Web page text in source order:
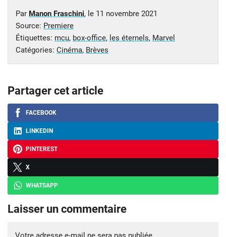
Par Manon Fraschini, le 11 novembre 2021
Source: Premiere
Étiquettes: mcu, box-office, les éternels, Marvel
Catégories: Cinéma, Brèves
Partager cet article
FACEBOOK
LINKEDIN
PINTEREST
X
WHATSAPP
Laisser un commentaire